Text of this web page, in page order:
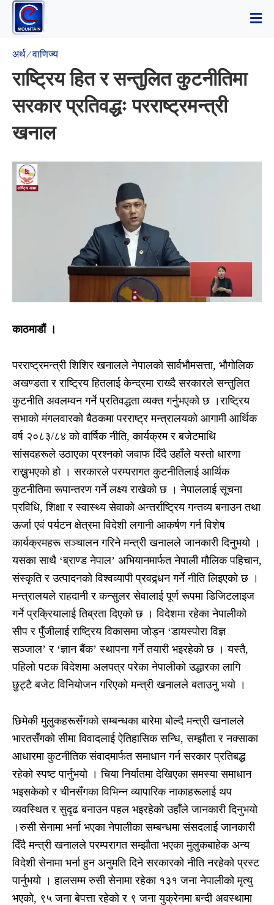
अर्थ ⁄ वाणिज्य
राष्ट्रिय हित र सन्तुलित कुटनीतिमा
सरकार प्रतिवद्धः परराष्ट्रमन्त्री
खनाल
काठमाडौं ।
परराष्ट्रमन्त्री शिशिर खनालले नेपालको सार्वभौमसत्ता, भौगोलिक
अखण्डता र राष्ट्रिय हितलाई केन्द्रमा राख्दै सरकारले सन्तुलित
कुटनीति अवलम्वन गर्ने प्रतिवद्धता व्यक्त गर्नुभएको छ ।राष्ट्रिय
सभाको मंगलवारको बैठकमा परराष्ट्र मन्त्रालयको आगामी आर्थिक
वर्ष २०८३/८४ को वार्षिक नीति, कार्यक्रम र बजेटमाथि
सांसदहरूले उठाएका प्रश्नको जवाफ दिँदै उहाँले यस्तो धारणा
राख्नुभएको हो । सरकारले परम्परागत कुटनीतिलाई आर्थिक
कुटनीतिमा रूपान्तरण गर्ने लक्ष्य राखेको छ । नेपाललाई सूचना
प्रविधि, शिक्षा र स्वास्थ्य सेवाको अन्तर्राष्ट्रिय गन्तव्य बनाउन तथा
ऊर्जा एवं पर्यटन क्षेत्रमा विदेशी लगानी आकर्षण गर्न विशेष
कार्यक्रमहरू सञ्चालन गरिने मन्त्री खनालले जानकारी दिनुभयो ।
यसका साथै ‘ब्राण्ड नेपाल’ अभियानमार्फत नेपाली मौलिक पहिचान,
संस्कृति र उत्पादनको विश्वव्यापी प्रवद्र्धन गर्ने नीति लिइएको छ ।
मन्त्रालयले राहदानी र कन्सुलर सेवालाई पूर्ण रूपमा डिजिटलाइज
गर्ने प्रक्रियालाई तिब्रता दिएको छ । विदेशमा रहेका नेपालीको
सीप र पुँजीलाई राष्ट्रिय विकासमा जोड्न ‘डायस्पोरा विज्ञ
सञ्जाल’ र ‘ज्ञान बैंक’ स्थापना गर्ने तयारी भइरहेको छ । यस्तै,
पहिलो पटक विदेशमा अलपत्र परेका नेपालीको उद्धारका लागि
छुट्टै बजेट विनियोजन गरिएको मन्त्री खनालले बताउनु भयो ।
छिमेकी मुलुकहरूसँगको सम्बन्धका बारेमा बोल्दै मन्त्री खनालले
भारतसँगको सीमा विवादलाई ऐतिहासिक सन्धि, सम्झौता र नक्साका
आधारमा कुटनीतिक संवादमार्फत समाधान गर्न सरकार प्रतिबद्ध
रहेको स्पष्ट पार्नुभयो । चिया निर्यातमा देखिएका समस्या समाधान
भइसकेको र चीनसँगका विभिन्न व्यापारिक नाकाहरूलाई थप
व्यवस्थित र सुदृढ बनाउन पहल भइरहेको उहाँले जानकारी दिनुभयो
।रुसी सेनामा भर्ना भएका नेपालीका सम्बन्धमा संसदलाई जानकारी
दिँदै मन्त्री खनालले परम्परागत सम्झौता भएका मुलुकबाहेक अन्य
विदेशी सेनामा भर्ना हुन अनुमति दिने सरकारको नीति नरहेको प्रस्ट
पार्नुभयो । हालसम्म रुसी सेनामा रहेका १३१ जना नेपालीको मृत्यु
भएको, ९५ जना बेपत्ता रहेको र ९ जना युक्रेनमा बन्दी अवस्थामा